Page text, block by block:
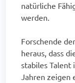
natürliche
werden.
Forschende
heraus, dass
stabiles Talent
Jahren zeigen